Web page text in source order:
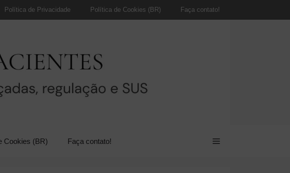
Política de Privacidade Política de Cookies (BR) Faça contato!
Cookies (BR) Faça contato!